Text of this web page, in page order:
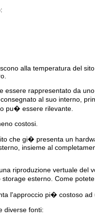
alla temperatura del
essere rappresentato da
al suo interno,
pu� essere rilevante.
costosi.
che gi� presenta un
insieme al
riproduzione vertuale
esterno. Come
l'approccio pi� costoso ad
diverse fonti: